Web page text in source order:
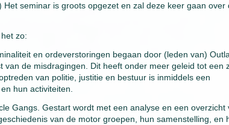
Het seminar is groots opgezet en zal deze keer gaan over
zo:
en ordeverstoringen begaan door (leden van)
de misdragingen. Dit heeft onder meer geleid tot een
van politie, justitie en bestuur is inmiddels een
hun activiteiten.
Gangs. Gestart wordt met een analyse en een overzicht
van de motor groepen, hun samenstelling, en